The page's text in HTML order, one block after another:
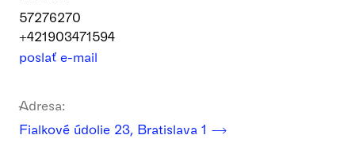
57276270
+421903471594
poslať e-mail
Adresa:
Fialkové údolie 23, Bratislava 1